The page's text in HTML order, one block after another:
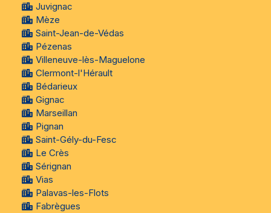
Juvignac
Mèze
Saint-Jean-de-Védas
Pézenas
Villeneuve-lès-Maguelone
Clermont-l'Hérault
Bédarieux
Gignac
Marseillan
Pignan
Saint-Gély-du-Fesc
Le Crès
Sérignan
Vias
Palavas-les-Flots
Fabrègues